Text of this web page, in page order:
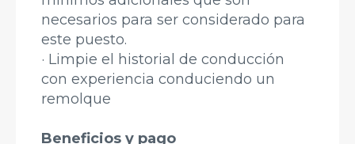
necesarios para ser considerado para
este puesto.
· Limpie el historial de conducción
con experiencia conduciendo un
remolque
Beneficios y pago